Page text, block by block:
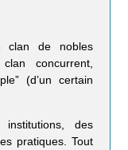
de nobles
concurrent,
(d’un certain
des
pratiques. Tout